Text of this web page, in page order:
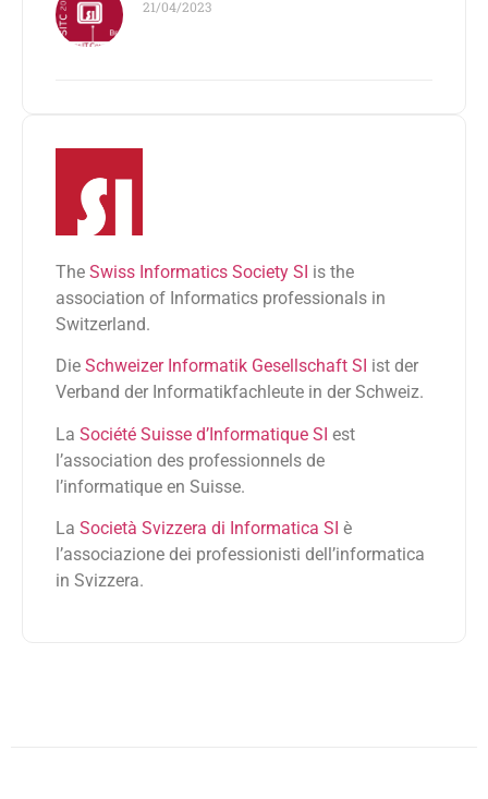
21/04/2023
The Swiss Informatics Society SI is the
association of Informatics professionals in
Switzerland.
Die Schweizer Informatik Gesellschaft SI ist der
Verband der Informatikfachleute in der Schweiz.
La Société Suisse d’Informatique SI est
l’association des professionnels de
l’informatique en Suisse.
La Società Svizzera di Informatica SI è
l’associazione dei professionisti dell’informatica
in Svizzera.